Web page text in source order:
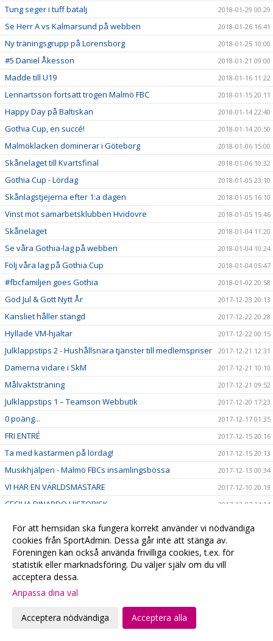
Tung seger i tuff batalj 2018-01-29 00:29
Se Herr A vs Kalmarsund på webben 2018-01-26 16:41
Ny träningsgrupp på Lorensborg 2018-01-25 10:00
#5 Daniel Åkesson 2018-01-21 09:00
Madde till U19 2018-01-16 11:22
Lennartsson fortsatt trogen Malmö FBC 2018-01-15 20:11
Happy Day på Baltiskan 2018-01-14 22:40
Gothia Cup, en succé! 2018-01-14 20:50
Malmöklacken dominerar i Göteborg 2018-01-06 15:00
Skånelaget till Kvartsfinal 2018-01-06 10:32
Gothia Cup - Lördag 2018-01-05 23:10
Skånlagstjejerna efter 1:a dagen 2018-01-05 16:10
Vinst mot samarbetsklubben Hvidovre 2018-01-05 15:46
Skånelaget 2018-01-04 11:20
Se våra Gothia-lag på webben 2018-01-04 10:24
Följ våra lag på Gothia Cup 2018-01-04 05:47
#fbcfamiljen goes Gothia 2018-01-02 20:58
God Jul & Gott Nytt År 2017-12-23 20:13
Kansliet håller stängd 2017-12-22 20:28
Hyllade VM-hjältar 2017-12-22 00:15
Julklappstips 2 - Hushållsnära tjänster till medlemspriser 2017-12-21 12:31
Damerna vidare i SkM 2017-12-21 10:10
Målvaktsträning 2017-12-21 09:52
Julklappstips 1 – Teamson Webbutik 2017-12-20 17:23
0 poäng... 2017-12-17 01:35
FRI ENTRÉ 2017-12-15 20:16
Ta med kastarmen på lördag! 2017-12-15 20:13
Musikhjälpen - Malmö FBCs insamlingsbössa 2017-12-13 00:34
VI HAR EN VÄRLDSMÄSTARE 2017-12-10 20:19
CECILIA DINARDO HISTORISK 2017-12-07 14:14
VM-update 2017-12-04 22:48
Målvaktsträning 2017-12-04 10:28
Matchens lirare, VM-debutanter & 4+1
SM-Regionslutspel DJ18
Viktig hemmamatch på söndag!
För att hemsidan ska fungera korrekt använder vi nödvändiga
cookies från SportAdmin. Dessa går inte att stänga av.
Föreningen kan också använda frivilliga cookies, t.ex. för
statistik eller marknadsföring. Du väljer själv om du vill
acceptera dessa.
Anpassa dina val
Acceptera nödvändiga Acceptera alla